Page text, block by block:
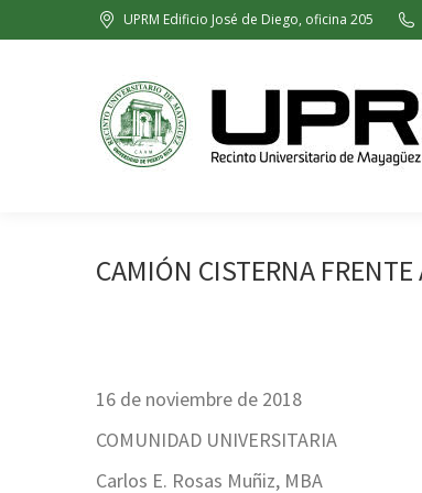
UPRM Edificio José de Diego, oficina 205
CAMIÓN CISTERNA
16 de noviembre de 2018
COMUNIDAD UNIVERSITARIA
Carlos E. Rosas Muñiz, MBA
Decanato de